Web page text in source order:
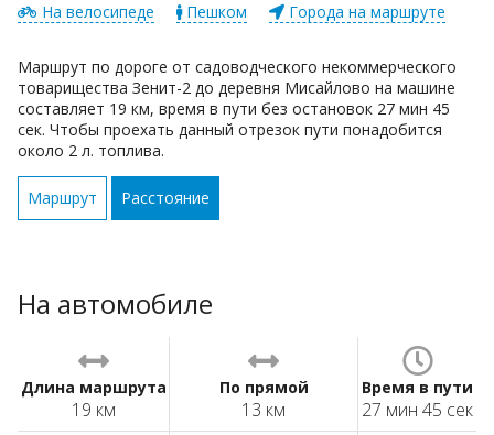
На велосипеде
Пешком Города на маршруте
Маршрут по дороге от садоводческого некоммерческого
товарищества Зенит-2 до деревня Мисайлово на машине
составляет 19 км, время в пути без остановок 27 мин 45
сек. Чтобы проехать данный отрезок пути понадобится
около 2 л. топлива.
Маршрут Расстояние
На автомобиле
Длина маршрута
19 км
По прямой
13 км
Время в пути
27 мин 45 сек